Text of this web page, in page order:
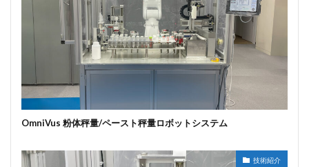
OmniVus 粉体秤量/ペースト秤量ロボットシステム
技術紹介